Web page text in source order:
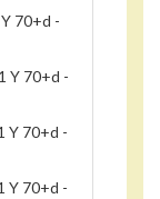
70+d -
Y 70+d -
Y 70+d -
Y 70+d -